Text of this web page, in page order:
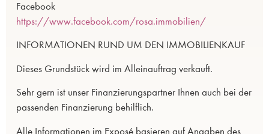
Facebook
https://www.facebook.com/rosa.immobilien/
INFORMATIONEN RUND UM DEN IMMOBILIENKAUF
Dieses Grundstück wird im Alleinauftrag verkauft.
Sehr gern ist unser Finanzierungspartner Ihnen auch bei der
passenden Finanzierung behilflich.
Alle Informationen im Exposé basieren auf Angaben des